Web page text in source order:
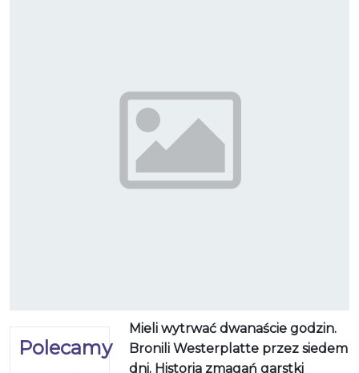
Polecamy
Mieli wytrwać dwanaście godzin.
Bronili Westerplatte przez siedem
dni. Historia zmagań garstki